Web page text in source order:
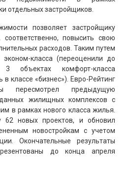
отдельных застройщиков.
позволяет застройщику
повысить свою
расходов. Таким путем
класса (переоценили до
объектах комфорт-класса
в классе «бизнес»). Евро-Рейтинг
пересмотрел предыдущую
жилищных комплексов с
в рамках нового класса жилья.
62 новых проектов, и обновил
новостройкам с учетом
Окончательные результаты
до конца апреля